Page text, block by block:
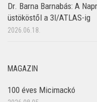
Dr. Barna Barnabás: A
üstököstől a 3I/ATLAS-ig
2026.06.18.
MAGAZIN
100 éves Micimackó